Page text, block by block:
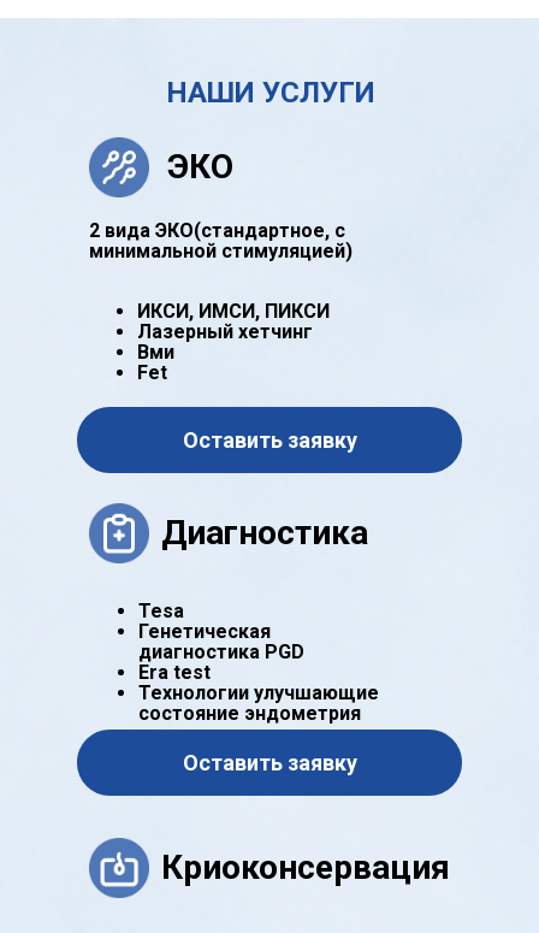
НАШИ УСЛУГИ
Оставить заявку
2 вида ЭКО(стандартное, с
минимальной cтимуляцией)
ИКСИ, ИМСИ, ПИКСИ
Лазерный хетчинг
Вми
Fet
ЭКО
Оставить заявку
Tesa
Генетическая
диагностика PGD
Era test
Технологии улучшающие
состояние эндометрия
Диагностика
Криоконсервация